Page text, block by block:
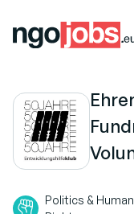
Politics & Human